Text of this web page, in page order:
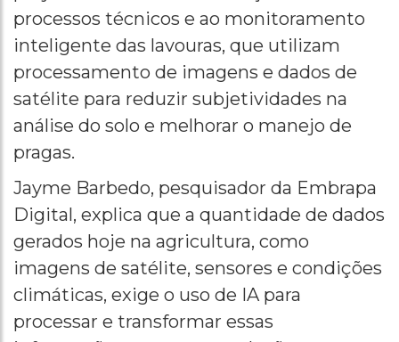
processos técnicos e ao monitoramento
inteligente das lavouras, que utilizam
processamento de imagens e dados de
satélite para reduzir subjetividades na
análise do solo e melhorar o manejo de
pragas.
Jayme Barbedo, pesquisador da Embrapa
Digital, explica que a quantidade de dados
gerados hoje na agricultura, como
imagens de satélite, sensores e condições
climáticas, exige o uso de IA para
processar e transformar essas